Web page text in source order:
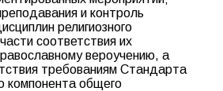
и контроль
религиозного
соответствия их
вероучению, а
требованиям Стандарта
компонента общего